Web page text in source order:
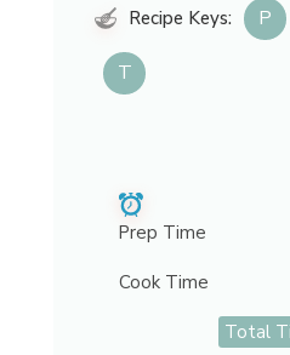
Recipe Keys: P
T
Prep Time
Cook Time
Total